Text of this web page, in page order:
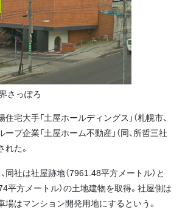
さっぽろ
宅大手「土屋ホールディングス」（札幌市、
プ企業「土屋ホーム不動産」（同、所哲三社
た。
同社は社屋跡地（7961.48平方メートル）と
平方メートル）の土地建物を取得。社屋側は
場はマンション開発用地にするという。